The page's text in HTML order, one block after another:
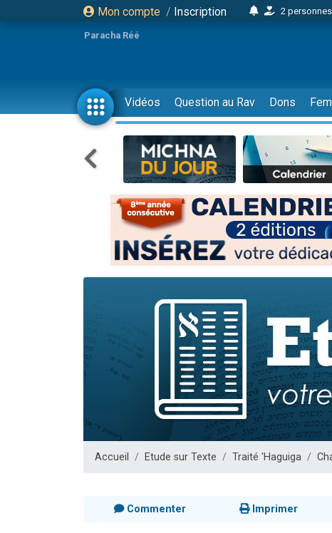
Mon compte / Inscription
2
4 personnes
Il reste 49
23
Eva vient de
4 personnes
3 personnes
3
Odaya vient de
2 personnes
13 personnes
12
3 personnes
2 personnes
3 personnes
2 nouvelles
4
Paracha Réé
Vidéos Question au Rav Dons
Accueil Etude sur Texte Traité 'Haguiga
Commenter Imprimer